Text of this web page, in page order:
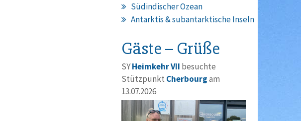
Südindischer Ozean
Antarktis & subantarktische Inseln
Gäste – Grüße
SYHeimkehr VII besuchte
Stützpunkt Cherbourgam
13.07.2026